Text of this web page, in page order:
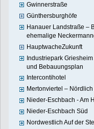
Gwinnerstraße
Günthersburghöfe
Hanauer Landstraße –
ehemalige
HauptwacheZukunft
Industriepark
und Bebauungsplan
Intercontihotel
Mertonviertel –
Nieder-Eschbach - Am
Nieder-Eschbach Süd
Nordwestlich Auf der